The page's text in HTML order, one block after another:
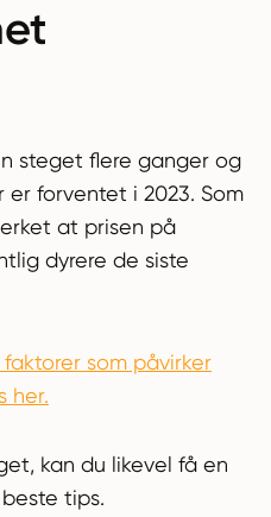
steget flere ganger og
forventet i 2023. Som
at prisen på
dyrere de siste
faktorer som påvirker
her.
kan du likevel få en
tips.